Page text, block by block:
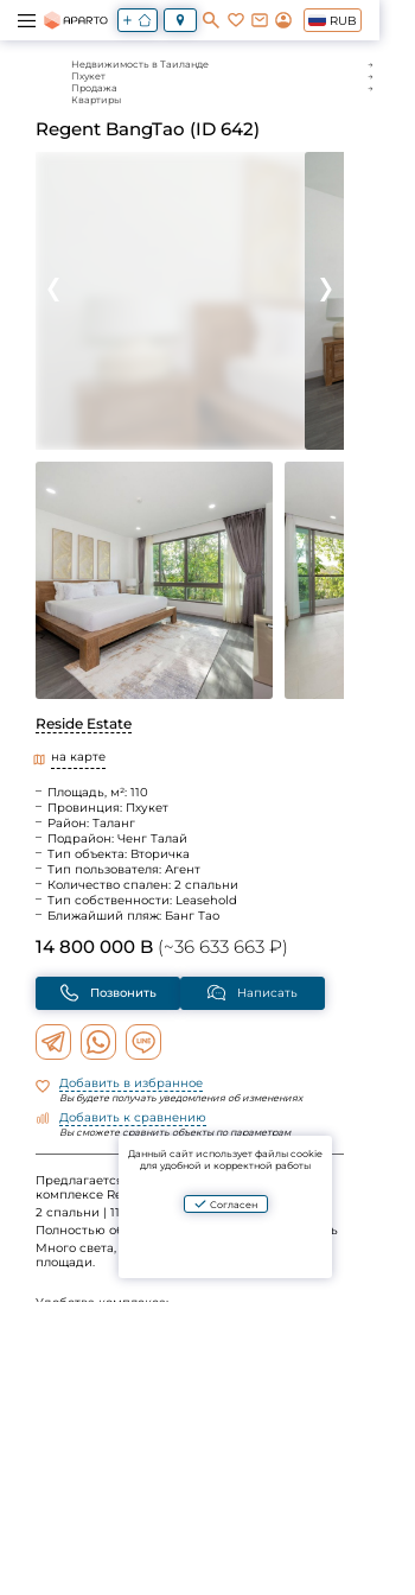
RUB
Недвижимость в Таиланде
Пхукет
Продажа
Квартиры
Regent BangTao (ID 642)
Reside Estate
на карте
Площадь, м²: 110
Провинция: Пхукет
Район: Таланг
Подрайон: Ченг Талай
Тип объекта: Вторичка
Тип пользователя: Агент
Количество спален: 2 спальни
Тип собственности: Leasehold
Ближайший пляж: Банг Тао
14 800 000 B (~36 633 663 ₽)
Позвонить Написать
Добавить в избранное
Вы будете получать уведомления об изменениях
Добавить к сравнению
Вы сможете сравнить объекты по параметрам
Предлагается просторная, угловая квартира в
комплексе Regent Bangtao
2 спальни | 110 м²
Полностью обновлённый ремонт, новая мебель
Много света, угловая планировка, просторные
площади.
Удобства комплекса:
Данный сайт использует файлы cookie
для удобной и корректной работы
Согласен